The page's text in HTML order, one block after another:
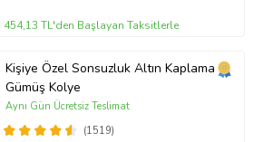
454,13 TL'den Başlayan Taksitlerle
Kişiye Özel Sonsuzluk Altın Kaplama
Gümüş Kolye
(1519)
Aynı Gün Ücretsiz Teslimat